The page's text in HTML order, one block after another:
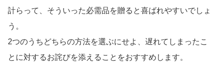
計らって、そういった必需品を贈ると喜ばれやすいでしょ
う。
2つのうちどちらの方法を選ぶにせよ、遅れてしまったこ
とに対するお詫びを添えることをおすすめします。